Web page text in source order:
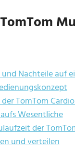
Nachteile auf
TomTom
Wesentliche
der
und verteilen